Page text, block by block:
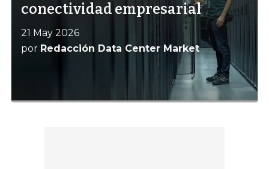
conectividad empresarial
21 May 2026
por Redacción Data Center Market